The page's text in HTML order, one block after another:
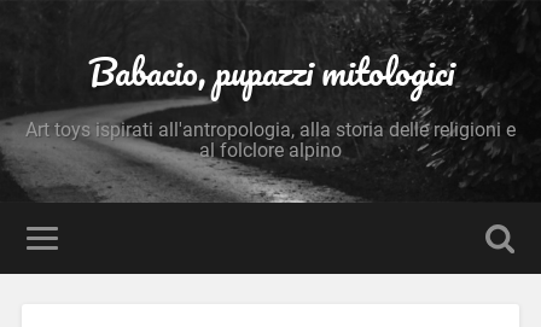
Babacio, pupazzi mitologici
Art toys ispirati all'antropologia, alla storia delle religioni e
al folclore alpino